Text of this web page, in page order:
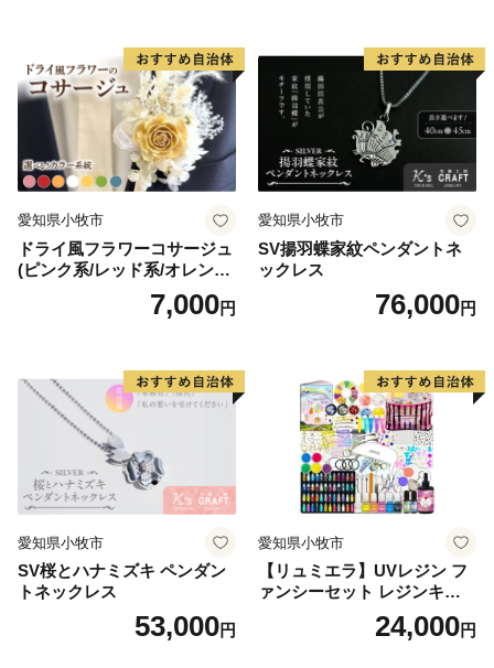
旭市 ふるさと納税担当（株式会社パンクチュアル）
〒289‐2516
千葉県旭市ロ633-7 実松ビル 1F
TEL：050-1707-9345（平日9:00~17:00）
※土日祝日､年末年始（12/27~1/4）除く
E-mail：asahi@furusato-supports.com
■証明書等について［発送代行・返還先］■
旭市 ふるさと納税担当（株式会社パンクチュアル）
※土日祝日､年末年始（12/27~1/4）除く
E-mail：asahi@furusato-supports.com
……………………………………………………■□■
愛知県小牧市
ドライ風フラワーコサージュ
(ピンク系/レッド系/オレンジ
系/ホワイト系/イエロー系/グ
リーン系/ブルー系）7,000円
愛知県小牧市
SV揚羽蝶家紋ペンダントネ
ックレス
76,000円
愛知県小牧市
SV桜とハナミズキ ペンダン
トネックレス
53,000円
愛知県小牧市
【リュミエラ】UVレジン フ
ァンシーセット レジンキッ
ト ハンドメイド レジンクラ
フト アクセサリーキット 手
24,000円